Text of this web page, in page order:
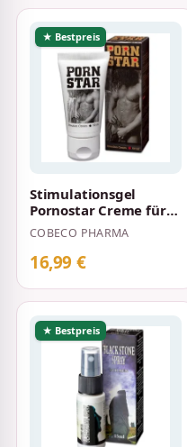
★ Bestpreis
Stimulationsgel
Pornostar Creme für
Ihn 50 ml
COBECO PHARMA
16,99 €
★ Bestpreis